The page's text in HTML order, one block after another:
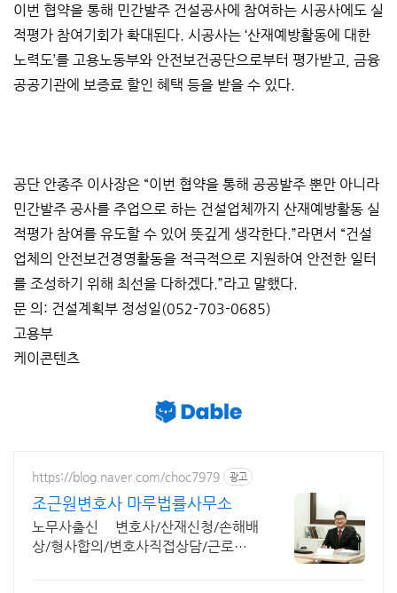
이번 협약을 통해 민간발주 건설공사에 참여하는 시공사에도 실
적평가 참여기회가 확대된다. 시공사는 ‘산재예방활동에 대한
노력도’를 고용노동부와 안전보건공단으로부터 평가받고, 금융
공공기관에 보증료 할인 혜택 등을 받을 수 있다.
공단 안종주 이사장은 “이번 협약을 통해 공공발주 뿐만 아니라
민간발주 공사를 주업으로 하는 건설업체까지 산재예방활동 실
적평가 참여를 유도할 수 있어 뜻깊게 생각한다.”라면서 “건설
업체의 안전보건경영활동을 적극적으로 지원하여 안전한 일터
를 조성하기 위해 최선을 다하겠다.”라고 말했다.
문 의: 건설계획부 정성일(052-703-0685)
고용부
케이콘텐츠
https://blog.naver.com/choc7979 광고
조근원변호사 마루법률사무소
노무사출신 변호사/산재신청/손해배
상/형사합의/변호사직접상담/근로복